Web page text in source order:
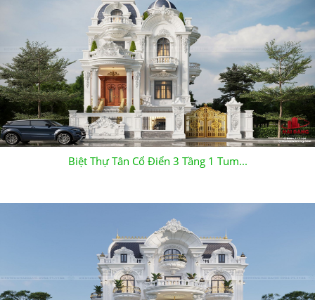
Biệt Thự Tân Cổ Điển 3 Tầng 1 Tum...